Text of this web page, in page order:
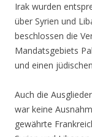
Irak wurden
über Syrien und
beschlossen die
Mandatsgebiets
und einen
Auch die
war keine
gewährte